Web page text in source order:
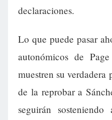
declaraciones.
Lo que puede pasar
autonómicos de
muestren su verdadera
de la reprobar a
seguirán